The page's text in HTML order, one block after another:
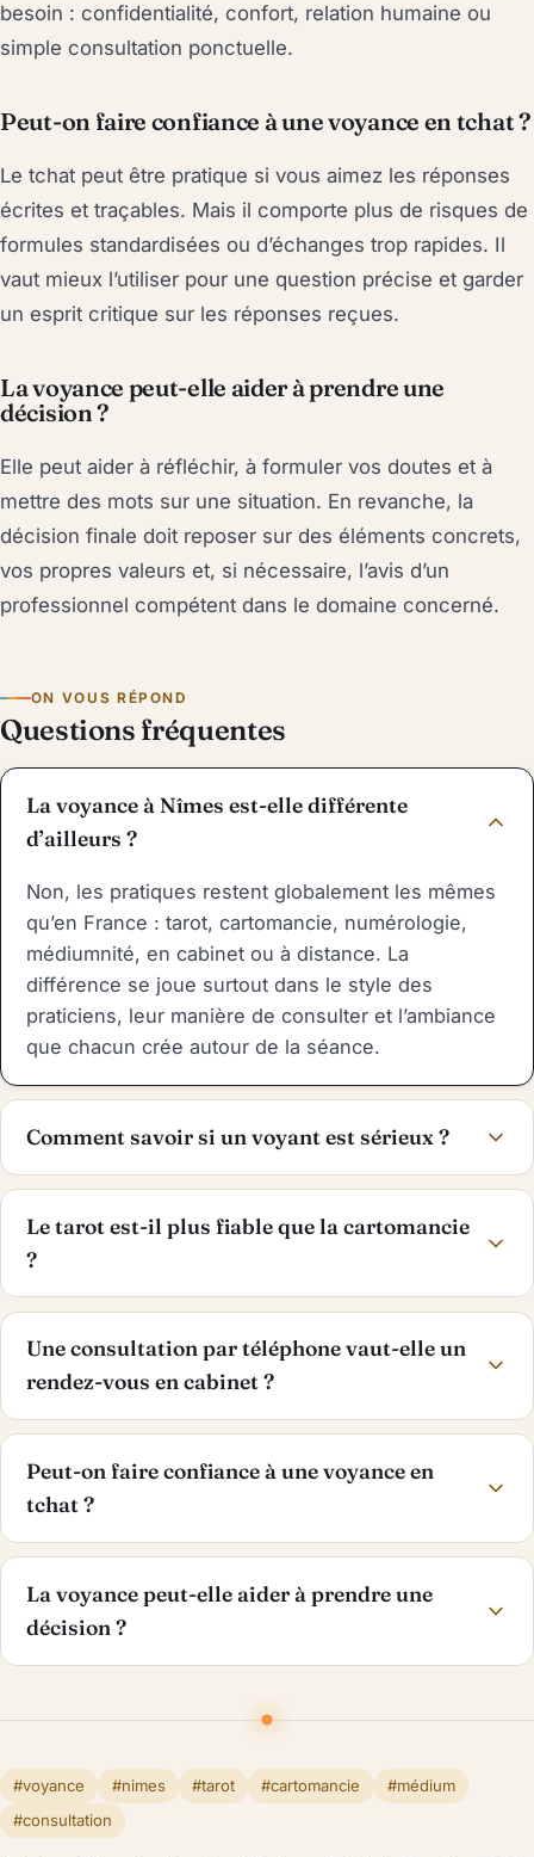
besoin : confidentialité, confort, relation humaine ou
simple consultation ponctuelle.
Peut-on faire confiance à une voyance en tchat ?
Le tchat peut être pratique si vous aimez les réponses
écrites et traçables. Mais il comporte plus de risques de
formules standardisées ou d’échanges trop rapides. Il
vaut mieux l’utiliser pour une question précise et garder
un esprit critique sur les réponses reçues.
La voyance peut-elle aider à prendre une
décision ?
Elle peut aider à réfléchir, à formuler vos doutes et à
mettre des mots sur une situation. En revanche, la
décision finale doit reposer sur des éléments concrets,
vos propres valeurs et, si nécessaire, l’avis d’un
professionnel compétent dans le domaine concerné.
ON VOUS RÉPOND
Questions fréquentes
La voyance à Nîmes est-elle différente
d’ailleurs ?
Non, les pratiques restent globalement les mêmes
qu’en France : tarot, cartomancie, numérologie,
médiumnité, en cabinet ou à distance. La
différence se joue surtout dans le style des
praticiens, leur manière de consulter et l’ambiance
que chacun crée autour de la séance.
Comment savoir si un voyant est sérieux ?
Le tarot est-il plus fiable que la cartomancie
?
Une consultation par téléphone vaut-elle un
rendez-vous en cabinet ?
Peut-on faire confiance à une voyance en
tchat ?
La voyance peut-elle aider à prendre une
décision ?
#voyance #nimes #tarot #cartomancie
#médium
#consultation